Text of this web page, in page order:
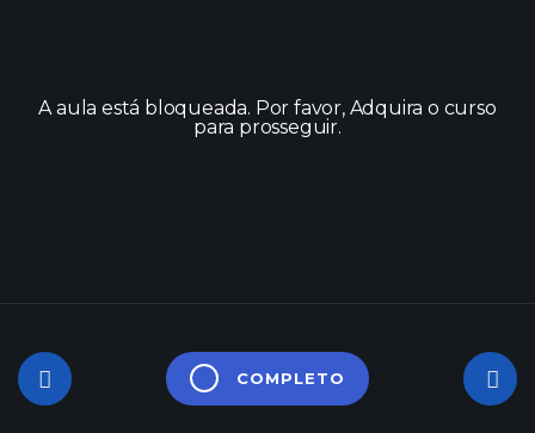
A aula está bloqueada. Por favor, Adquira o curso
para prosseguir.
COMPLETO